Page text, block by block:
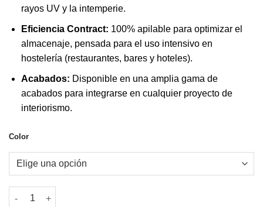
rayos UV y la intemperie.
Eficiencia Contract: 100% apilable para optimizar el
almacenaje, pensada para el uso intensivo en
hostelería (restaurantes, bares y hoteles).
Acabados: Disponible en una amplia gama de
acabados para integrarse en cualquier proyecto de
interiorismo.
Color
Silla sin Brazos Napoleón imitación - Apilable Interior y